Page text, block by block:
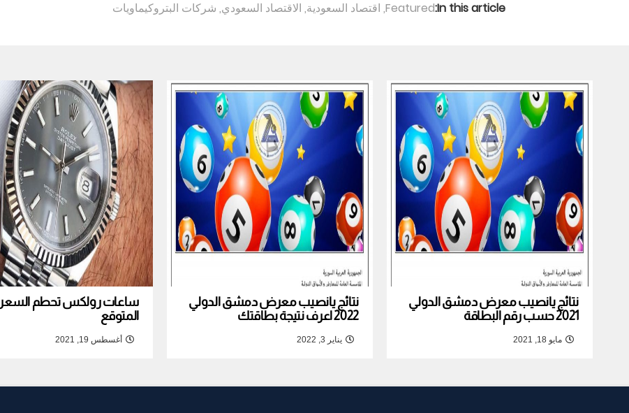
In this article:
Featured
, اقتصاد السعودية, الاقتصاد السعودي, شركات البتروكيماويات
نتائج يانصيب معرض دمشق الدولي
2021 حسب رقم البطاقة
مايو 18, 2021
نتائج يانصيب معرض دمشق الدولي
2022 اعرف نتيجة بطاقتك
يناير 3, 2022
ساعات رولكس تحطم السعر
المتوقع
أغسطس 19, 2021